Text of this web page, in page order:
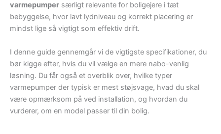
varmepumper særligt relevante for boligejere i tæt
bebyggelse, hvor lavt lydniveau og korrekt placering er
mindst lige så vigtigt som effektiv drift.
I denne guide gennemgår vi de vigtigste specifikationer, du
bør kigge efter, hvis du vil vælge en mere nabo-venlig
løsning. Du får også et overblik over, hvilke typer
varmepumper der typisk er mest støjsvage, hvad du skal
være opmærksom på ved installation, og hvordan du
vurderer, om en model passer til din bolig.